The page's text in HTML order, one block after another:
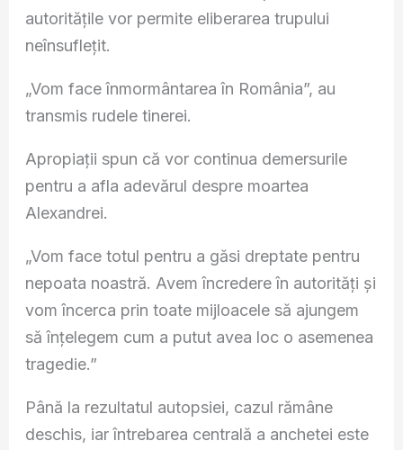
autoritățile vor permite eliberarea trupului
neînsuflețit.
„Vom face înmormântarea în România”, au
transmis rudele tinerei.
Apropiații spun că vor continua demersurile
pentru a afla adevărul despre moartea
Alexandrei.
„Vom face totul pentru a găsi dreptate pentru
nepoata noastră. Avem încredere în autorități și
vom încerca prin toate mijloacele să ajungem
să înțelegem cum a putut avea loc o asemenea
tragedie.”
Până la rezultatul autopsiei, cazul rămâne
deschis, iar întrebarea centrală a anchetei este